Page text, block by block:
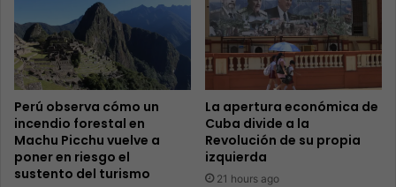
Perú observa cómo un
incendio forestal en
Machu Picchu vuelve a
poner en riesgo el
sustento del turismo
La apertura económica de
Cuba divide a la
Revolución de su propia
izquierda
21 hours ago